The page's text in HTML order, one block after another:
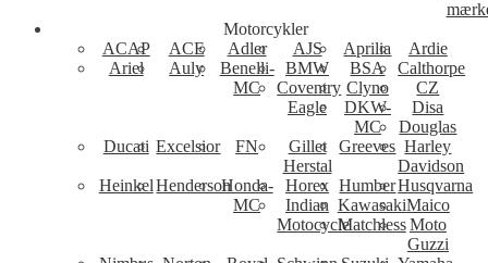
Motorcykler
ACAP
ACE Adler AJS Aprilia
Ardie
Ariel
Auly
Benelli-
MC
BMW BSA
Calthorpe
Coventry
Eagle
Clyno
CZ
DKW-
MC
Disa
Douglas
Ducati Excelsior FN
Gillet
Herstal
Greeves Harley
Davidson
Heinkel HendersonHonda-
MC
Horex HumberHusqvarna
Indian
Motocycle
KawasakiMaico
MatchlessMoto
Guzzi